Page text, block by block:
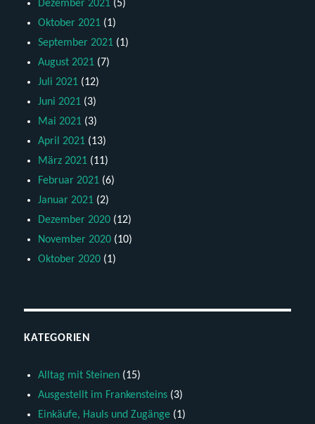
Dezember 2021 (5)
Oktober 2021 (1)
September 2021 (1)
August 2021 (7)
Juli 2021 (12)
Juni 2021 (3)
Mai 2021 (3)
April 2021 (13)
März 2021 (11)
Februar 2021 (6)
Januar 2021 (2)
Dezember 2020 (12)
November 2020 (10)
Oktober 2020 (1)
KATEGORIEN
Alltag mit Steinen (15)
Ausgestellt im Frankensteins (3)
Einkäufe, Hauls und Zugänge (1)